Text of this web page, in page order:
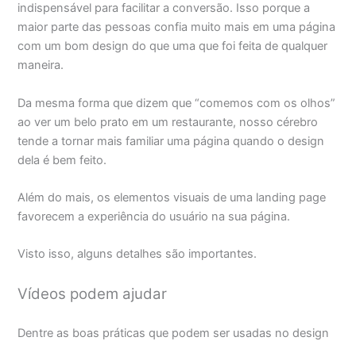
indispensável para facilitar a conversão. Isso porque a
maior parte das pessoas confia muito mais em uma página
com um bom design do que uma que foi feita de qualquer
maneira.
Da mesma forma que dizem que “comemos com os olhos”
ao ver um belo prato em um restaurante, nosso cérebro
tende a tornar mais familiar uma página quando o design
dela é bem feito.
Além do mais, os elementos visuais de uma landing page
favorecem a experiência do usuário na sua página.
Visto isso, alguns detalhes são importantes.
Vídeos podem ajudar
Dentre as boas práticas que podem ser usadas no design